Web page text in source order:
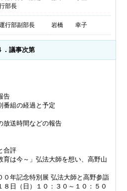
部長
行部副部長 岩橋 幸子
．議事次第
告
番組の経過と予定
放送時間などの報告
合評
今～」弘法大師を想い、高野山
記念特別展 弘法大師と高野参詣
（日）１０：３０～１０：５０